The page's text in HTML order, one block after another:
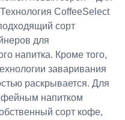
CoffeeSelect
сорт
для
напитка. Кроме того,
заваривания
раскрывается. Для
напитком
сорт кофе,